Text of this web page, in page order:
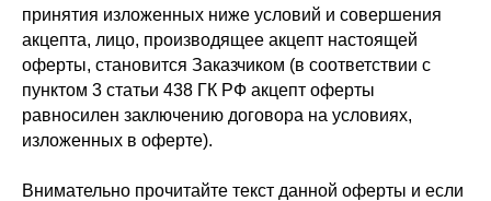
принятия изложенных ниже условий и совершения
акцепта, лицо, производящее акцепт настоящей
оферты, становится Заказчиком (в соответствии с
пунктом 3 статьи 438 ГК РФ акцепт оферты
равносилен заключению договора на условиях,
изложенных в оферте).
Внимательно прочитайте текст данной оферты и если